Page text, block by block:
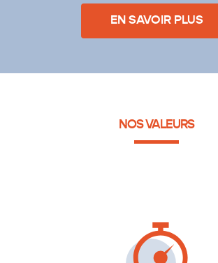
EN SAVOIR PLUS
NOS VALEURS